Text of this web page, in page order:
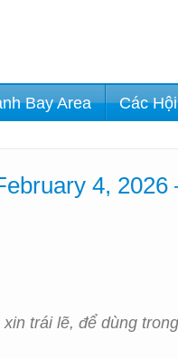
Bay Area Các
4,
trái lẽ, để dùng